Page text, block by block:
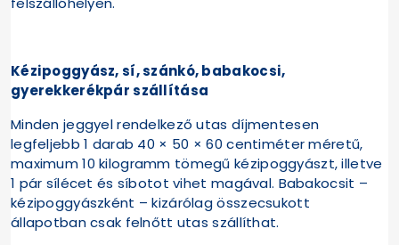
Kézipoggyász, sí, szánkó, babakocsi,
gyerekkerékpár szállítása
Minden jeggyel rendelkező utas díjmentesen
legfeljebb 1 darab 40 × 50 × 60 centiméter méretű,
maximum 10 kilogramm tömegű kézipoggyászt, illetve
1 pár sílécet és síbotot vihet magával. Babakocsit –
kézipoggyászként – kizárólag összecsukott
állapotban csak felnőtt utas szállíthat.